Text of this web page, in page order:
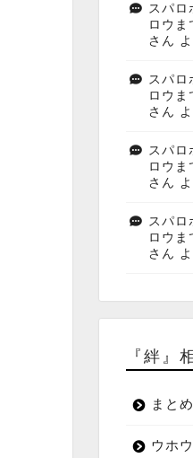
スパロ
ロウま
さん
スパロ
ロウま
さん
スパロ
ロウま
さん
スパロ
ロウま
さん
『絆』
まと
ウホ